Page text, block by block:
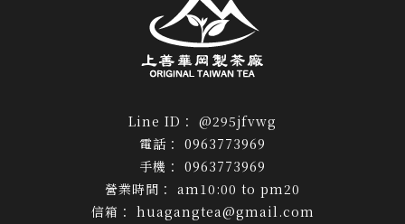
@295jfvwg
0963773969
0963773969
am10:00 to pm20
huagangtea@gmail.com